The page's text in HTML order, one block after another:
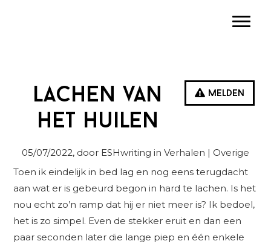
Melden
Lachen van
het huilen
05/07/2022, door ESHwriting in Verhalen | Overige
Toen ik eindelijk in bed lag en nog eens terugdacht
aan wat er is gebeurd begon in hard te lachen. Is het
nou echt zo’n ramp dat hij er niet meer is? Ik bedoel,
het is zo simpel. Even de stekker eruit en dan een
paar seconden later die lange piep en één enkele